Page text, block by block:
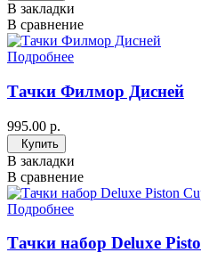
В закладки
В сравнение
Подробнее
Тачки Филмор Дисней
995.00 р.
Купить
В закладки
В сравнение
Подробнее
Тачки набор Deluxe